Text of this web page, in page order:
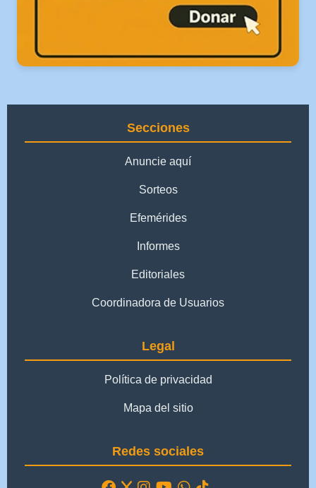
Secciones
Anuncie aquí
Sorteos
Efemérides
Informes
Editoriales
Coordinadora de Usuarios
Legal
Política de privacidad
Mapa del sitio
Redes sociales